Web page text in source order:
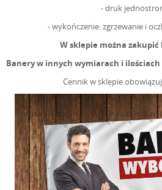
- druk
- wykończenie: zgrzewanie i
W sklepie można zakupić
Banery w innych wymiarach i
Cennik w sklepie